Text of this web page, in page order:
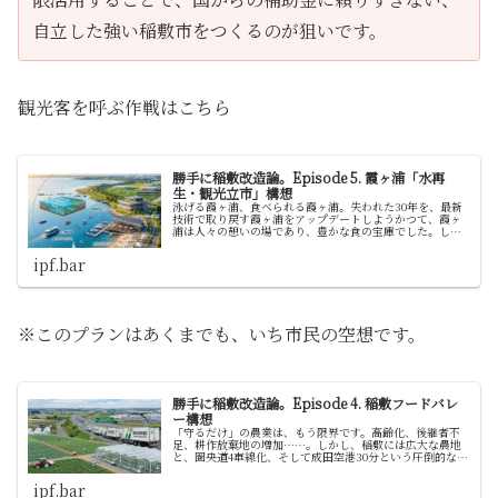
自立した強い稲敷市をつくるのが狙いです。
観光客を呼ぶ作戦はこちら
勝手に稲敷改造論。Episode 5. 霞ヶ浦「水再
生・観光立市」構想
泳げる霞ヶ浦、食べられる霞ヶ浦。失われた30年を、最新
技術で取り戻す霞ヶ浦をアップデートしようかつて、霞ヶ
浦は人々の憩いの場であり、豊かな食の宝庫でした。しか
ipf.bar
※このプランはあくまでも、いち市民の空想です。
勝手に稲敷改造論。Episode 4. 稲敷フードバレ
ー構想
「守るだけ」の農業は、もう限界です。高齢化、後継者不
足、耕作放棄地の増加……。しかし、稲敷には広大な農地
と、圏央道4車線化、そして成田空港30分という圧倒的なポ
ipf.bar